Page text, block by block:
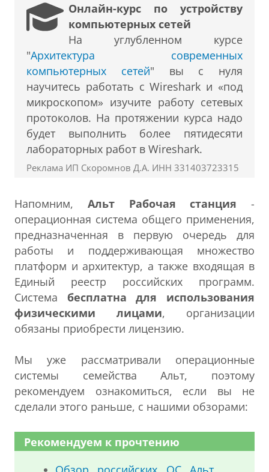
Онлайн-курс по устройству
компьютерных сетей
На углубленном курсе
"Архитектура современных
компьютерных сетей" вы с нуля
научитесь работать с Wireshark и «под
микроскопом» изучите работу сетевых
протоколов. На протяжении курса надо
будет выполнить более пятидесяти
лабораторных работ в Wireshark.
Реклама ИП Скоромнов Д.А. ИНН 331403723315
Напомним, Альт Рабочая станция -
операционная система общего применения,
предназначенная в первую очередь для
работы и поддерживающая множество
платформ и архитектур, а также входящая в
Единый реестр российских программ.
Система бесплатна для использования
физическими лицами, организации
обязаны приобрести лицензию.
Мы уже рассматривали операционные
системы семейства Альт, поэтому
рекомендуем ознакомиться, если вы не
сделали этого раньше, с нашими обзорами:
Рекомендуем к прочтению